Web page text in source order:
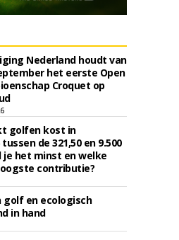
Nederland houdt van
het eerste Open
Croquet op
golfen kost in
de 321,50 en 9.500
je het minst en welke
contributie?
golf en ecologisch
in hand